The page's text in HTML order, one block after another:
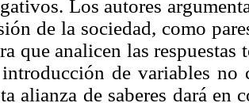
Los autores
de la sociedad, como
que analicen las respuestas
de variables no
alianza de saberes dará en